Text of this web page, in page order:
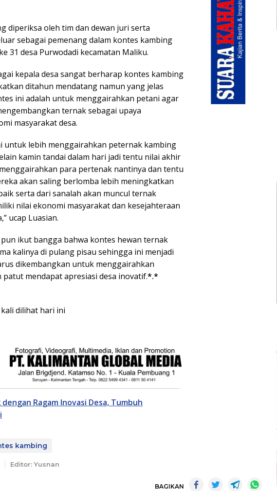
diperiksa oleh tim dan dewan juri serta
sebagai pemenang dalam kontes kambing
31 desa Purwodadi kecamatan Maliku.
kepala desa sangat berharap kontes kambing
ditahun mendatang namun yang jelas
ini adalah untuk menggairahkan petani agar
ternak sebagai upaya
masyarakat desa.
untuk lebih menggairahkan peternak kambing
kamin tandai dalam hari jadi tentu nilai akhir
para pertenak nantinya dan tentu
akan saling berlomba lebih meningkatkan
serta dari sanalah akan muncul ternak
nilai ekonomi masyarakat dan kesejahteraan
ucap Luasian.
ikut bangga bahwa kontes hewan ternak
kalinya di pulang pisau sehingga ini menjadi
dikembangkan untuk menggairahkan
patut mendapat apresiasi desa inovatif.*.*
kali dilihat hari ini
Ragam Inovasi Desa, Tumbuh
kambing
Editor: Yusnan
BAGIKAN